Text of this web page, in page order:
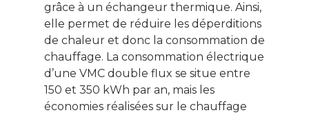
grâce à un échangeur thermique. Ainsi,
elle permet de réduire les déperditions
de chaleur et donc la consommation de
chauffage. La consommation électrique
d’une VMC double flux se situe entre
150 et 350 kWh par an, mais les
économies réalisées sur le chauffage